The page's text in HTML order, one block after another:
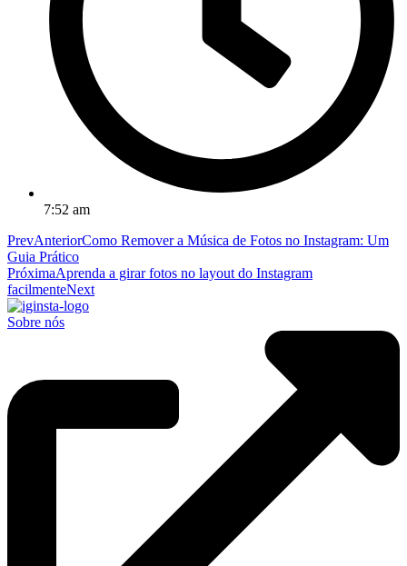
7:52 am
PrevAnteriorComo Remover a Música de Fotos no Instagram: Um
Guia Prático
PróximaAprenda a girar fotos no layout do Instagram
facilmenteNext
Sobre nós